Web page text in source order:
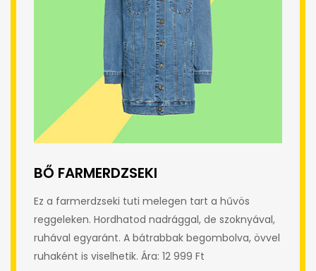
BŐ FARMERDZSEKI
Ez a farmerdzseki tuti melegen tart a hűvös
reggeleken. Hordhatod nadrággal, de szoknyával,
ruhával egyaránt. A bátrabbak begombolva, övvel
ruhaként is viselhetik. Ára: 12 999 Ft